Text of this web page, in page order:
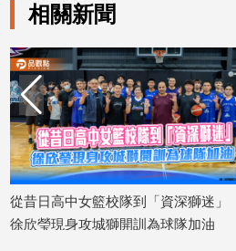
築/
室
內
設
計
旅
遊/
美
食
相關新聞
從昔日高中女籃校隊到「資深獅迷」
徐欣瑩現身攻城獅開訓為球隊加油